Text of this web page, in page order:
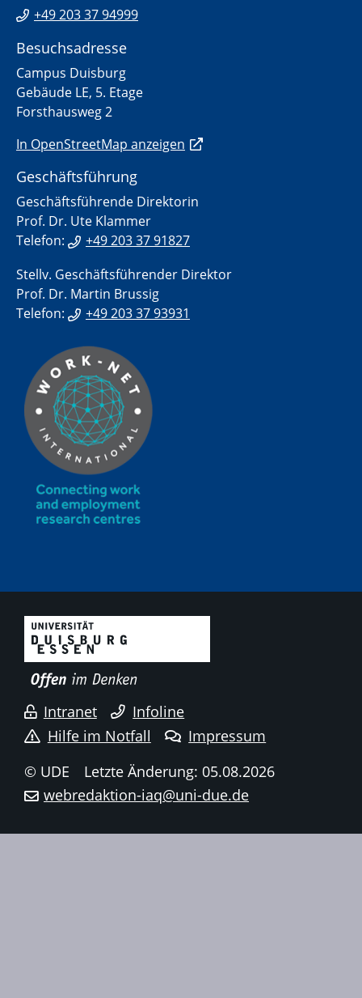
+49 203 37 94999
Besuchsadresse
Campus Duisburg
Gebäude LE, 5. Etage
Forsthausweg 2
In OpenStreetMap anzeigen
Geschäftsführung
Geschäftsführende Direktorin
Prof. Dr. Ute Klammer
Telefon:
+49 203 37 91827
Stellv. Geschäftsführender Direktor
Prof. Dr. Martin Brussig
Telefon:
+49 203 37 93931
Intranet
Infoline
Hilfe im Notfall
Impressum
© UDE
Letzte Änderung: 05.08.2026
webredaktion-iaq@uni-due.de